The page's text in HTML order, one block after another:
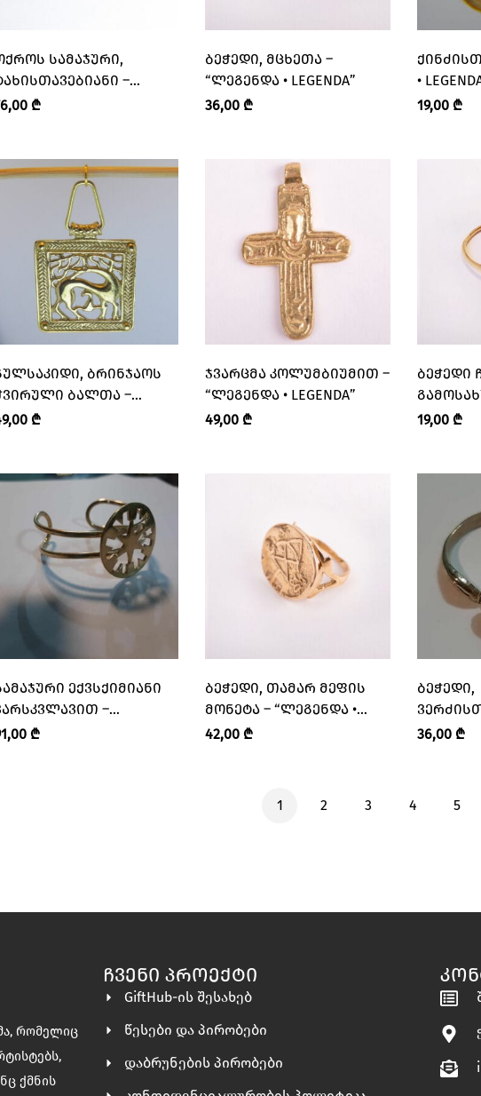
ᲡᲐᲛᲐᲯᲣᲠᲘ,
–
• LEGENDA”
₾
ᲑᲔᲭᲔᲓᲘ, ᲛᲪᲮᲔᲗᲐ –
“ᲚᲔᲒᲔᲜᲓᲐ • LEGENDA”
36,00 ₾
•
19,00 ₾
ᲑᲠᲘᲜᲯᲐᲝᲡ
ᲑᲐᲚᲗᲐ –
• LEGENDA”
₾
ᲯᲕᲐᲠᲪᲛᲐ ᲙᲝᲚᲣᲛᲑᲘᲣᲛᲘᲗ –
“ᲚᲔᲒᲔᲜᲓᲐ • LEGENDA”
49,00 ₾
ᲑᲔᲭᲔᲓᲘ
“ᲚᲔᲒᲔᲜᲓᲐ
19,00 ₾
ᲔᲥᲕᲡᲥᲘᲛᲘᲐᲜᲘ
–
• LEGENDA”
₾
ᲑᲔᲭᲔᲓᲘ, ᲗᲐᲛᲐᲠ ᲛᲔᲤᲘᲡ
ᲛᲝᲜᲔᲢᲐ – “ᲚᲔᲒᲔᲜᲓᲐ •
LEGENDA”
42,00 ₾
ᲑᲔᲭᲔᲓᲘ,
“ᲚᲔᲒᲔᲜᲓᲐ
36,00 ₾
1 2 3 4 5
რომელიც
ქმნის
ᲩᲕᲔᲜᲘ ᲞᲠᲝᲔᲥᲢᲘ
GiftHub-ის შესახებ
წესები და პირობები
დაბრუნების პირობები